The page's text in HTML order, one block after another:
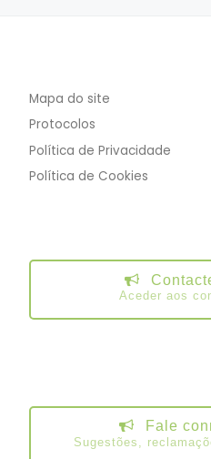
Mapa do site
Protocolos
Política de Privacidade
Política de Cookies
Aceder aos
Fale
Sugestões,